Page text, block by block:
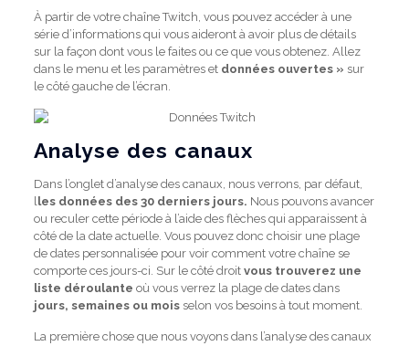
À partir de votre chaîne Twitch, vous pouvez accéder à une
série d’informations qui vous aideront à avoir plus de détails
sur la façon dont vous le faites ou ce que vous obtenez. Allez
dans le menu et les paramètres etdonnées ouvertes » sur
le côté gauche de l’écran.
Analyse des canaux
Dans l’onglet d’analyse des canaux, nous verrons, par défaut,
lles données des 30 derniers jours. Nous pouvons avancer
ou reculer cette période à l’aide des flèches qui apparaissent à
côté de la date actuelle. Vous pouvez donc choisir une plage
de dates personnalisée pour voir comment votre chaîne se
comporte ces jours-ci. Sur le côté droit vous trouverez une
liste déroulante où vous verrez la plage de dates dans
jours, semaines ou moisselon vos besoins à tout moment.
La première chose que nous voyons dans l’analyse des canaux